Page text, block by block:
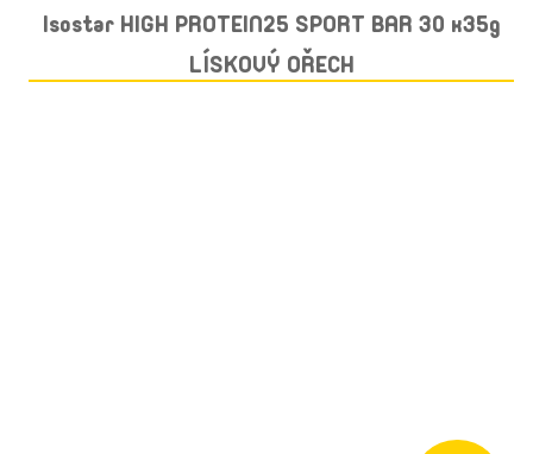
Isostar HIGH PROTEIN25 SPORT BAR 30 x35g
LÍSKOVÝ OŘECH